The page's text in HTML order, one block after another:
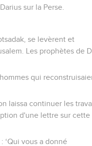
sur la Perse.
se levèrent et
Les prophètes de
qui
laissa continuer les
d'une lettre sur cette
‘Qui vous a donné